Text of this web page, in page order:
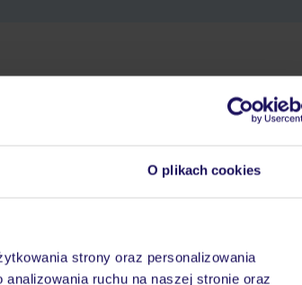
O plikach cookies
strony oraz personalizowania
ruchu na naszej stronie oraz